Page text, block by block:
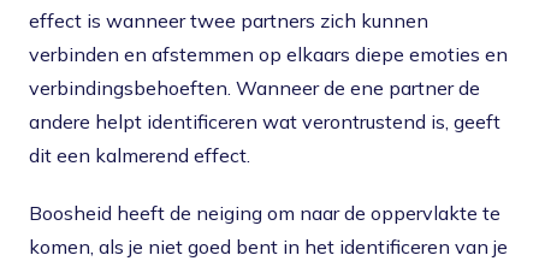
effect is wanneer twee partners zich kunnen
verbinden en afstemmen op elkaars diepe emoties en
verbindingsbehoeften. Wanneer de ene partner de
andere helpt identificeren wat verontrustend is, geeft
dit een kalmerend effect.
Boosheid heeft de neiging om naar de oppervlakte te
komen, als je niet goed bent in het identificeren van je